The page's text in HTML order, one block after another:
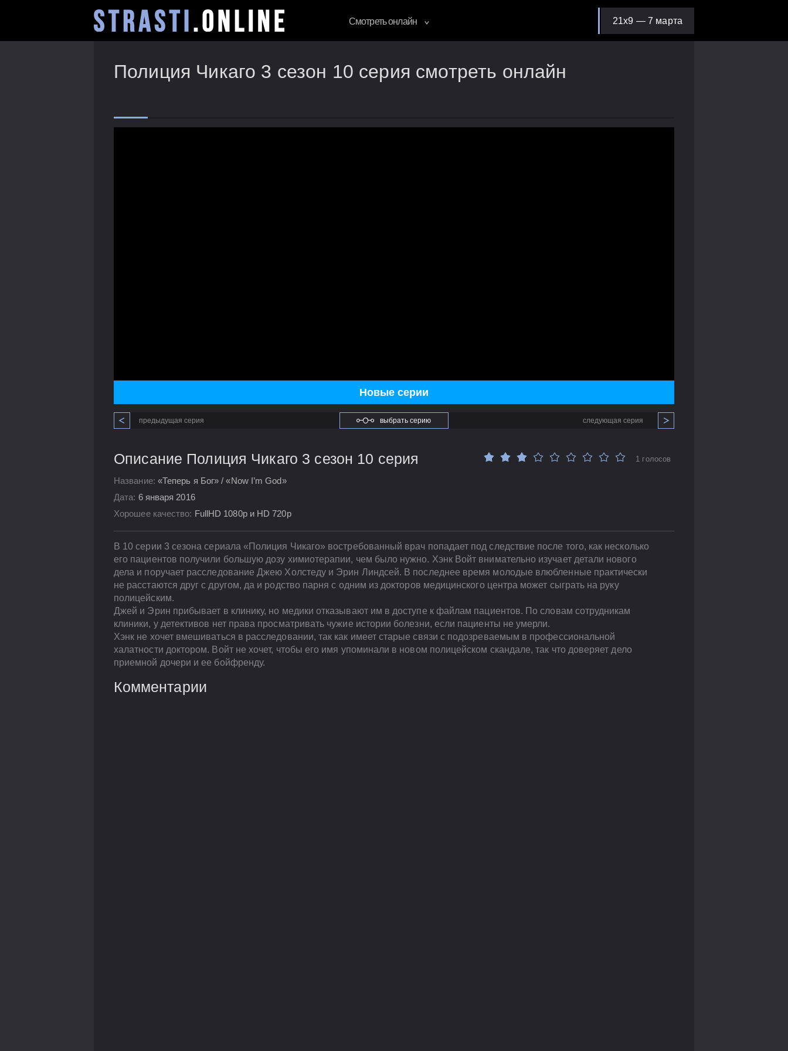
Смотреть онлайн 21х9 — 7 марта
Полиция Чикаго 3 сезон 10 серия смотреть онлайн
Новые серии
предыдущая серия выбрать серию следующая серия
Описание Полиция Чикаго 3 сезон 10 серия
Название: «Теперь я Бог» / «Now I’m God»
Дата: 6 января 2016
Хорошее качество: FullHD 1080p и HD 720p
1 голосов
В 10 серии 3 сезона сериала «Полиция Чикаго» востребованный врач попадает под следствие после того, как несколько
его пациентов получили большую дозу химиотерапии, чем было нужно. Хэнк Войт внимательно изучает детали нового
дела и поручает расследование Джею Холстеду и Эрин Линдсей. В последнее время молодые влюбленные практически
не расстаются друг с другом, да и родство парня с одним из докторов медицинского центра может сыграть на руку
полицейским.
Джей и Эрин прибывает в клинику, но медики отказывают им в доступе к файлам пациентов. По словам сотрудникам
клиники, у детективов нет права просматривать чужие истории болезни, если пациенты не умерли.
Хэнк не хочет вмешиваться в расследовании, так как имеет старые связи с подозреваемым в профессиональной
халатности доктором. Войт не хочет, чтобы его имя упоминали в новом полицейском скандале, так что доверяет дело
приемной дочери и ее бойфренду.
Комментарии